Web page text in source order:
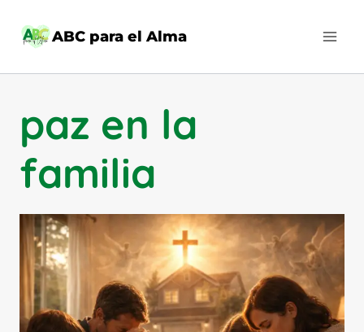
ABC para el Alma
paz en la
familia